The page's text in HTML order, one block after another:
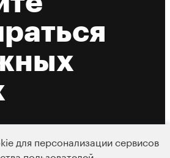
для персонализации сервисов